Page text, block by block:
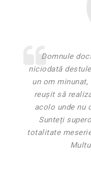
Domnule
niciodată
un om
reușit să
acolo unde nu
Sunteți
totalitate